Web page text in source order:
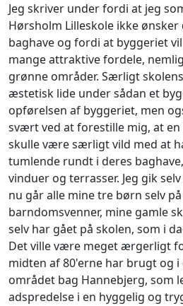
Jeg skriver under fordi at jeg
Hørsholm Lilleskole ikke
baghave og fordi at byggeriet
mange attraktive fordele,
grønne områder. Særligt
æstetisk lide under sådan et
opførelsen af byggeriet, men
svært ved at forestille mig, at en
skulle være særligt vild med at
tumlende rundt i deres
vinduer og terrasser. Jeg gik
nu går alle mine tre børn selv
barndomsvenner, mine gamle
selv har gået på skolen, som i
Det ville være meget ærgerligt
midten af 80'erne har brugt og
området bag Hannebjerg, som
adspredelse i en hyggelig og